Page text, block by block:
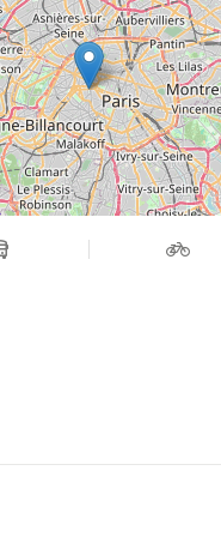
comment acheter
l’élève :
10 ans (10 ans
de 10 ans (10 ans
« Tarif
souhaitez venir
« Tarif accompagnant
saisir ses
même famille suivent